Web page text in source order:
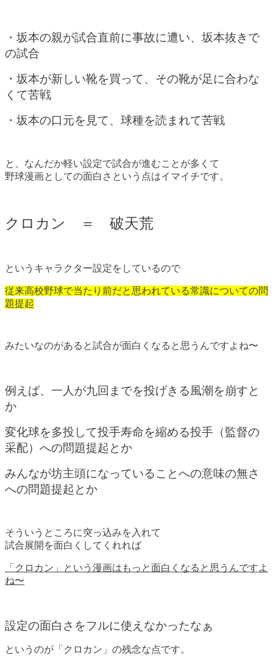
・坂本の親が試合直前に事故に遭い、坂本抜きで
の試合
・坂本が新しい靴を買って、その靴が足に合わな
くて苦戦
・坂本の口元を見て、球種を読まれて苦戦
と、なんだか軽い設定で試合が進むことが多くて
野球漫画としての面白さという点はイマイチです。
クロカン ＝ 破天荒
というキャラクター設定をしているので
従来高校野球で当たり前だと思われている常識についての問
題提起
みたいなのがあると試合が面白くなると思うんですよね〜
例えば、一人が九回までを投げきる風潮を崩すと
か
変化球を多投して投手寿命を縮める投手（監督の
采配）への問題提起とか
みんなが坊主頭になっていることへの意味の無さ
への問題提起とか
そういうところに突っ込みを入れて
試合展開を面白くしてくれれば
「クロカン」という漫画はもっと面白くなると思うんですよ
ね〜
設定の面白さをフルに使えなかったなぁ
というのが「クロカン」の残念な点です。